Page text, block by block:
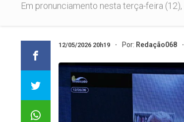
Em pronunciamento nesta terça-feira
12/05/2026 20h19 Por: Redação068